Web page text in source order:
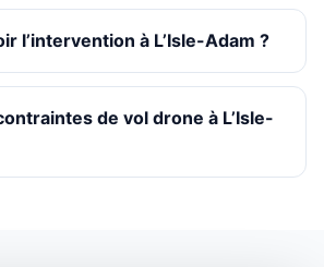
l’intervention à L’Isle-Adam ?
de vol drone à L’Isle-